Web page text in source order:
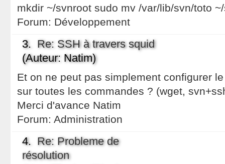
mkdir ~/svnroot sudo mv /var/lib/svn/toto
Forum: Développement
3. Re: SSH à travers squid
(Auteur: Natim)
Et on ne peut pas simplement configurer
sur toutes les commandes ? (wget,
Merci d'avance Natim
Forum: Administration
4. Re: Probleme de
résolution